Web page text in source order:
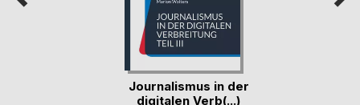
Journalismus in der
digitalen Verb(...)